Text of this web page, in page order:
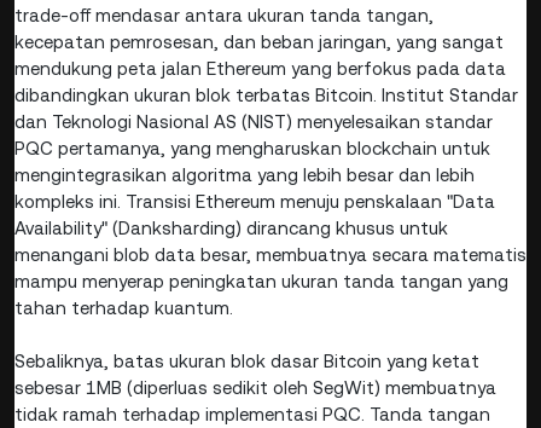
trade-off mendasar antara ukuran tanda tangan,
kecepatan pemrosesan, dan beban jaringan, yang sangat
mendukung peta jalan Ethereum yang berfokus pada data
dibandingkan ukuran blok terbatas Bitcoin. Institut Standar
dan Teknologi Nasional AS (NIST) menyelesaikan standar
PQC pertamanya, yang mengharuskan blockchain untuk
mengintegrasikan algoritma yang lebih besar dan lebih
kompleks ini. Transisi Ethereum menuju penskalaan "Data
Availability" (Danksharding) dirancang khusus untuk
menangani blob data besar, membuatnya secara matematis
mampu menyerap peningkatan ukuran tanda tangan yang
tahan terhadap kuantum.
Sebaliknya, batas ukuran blok dasar Bitcoin yang ketat
sebesar 1MB (diperluas sedikit oleh SegWit) membuatnya
tidak ramah terhadap implementasi PQC. Tanda tangan